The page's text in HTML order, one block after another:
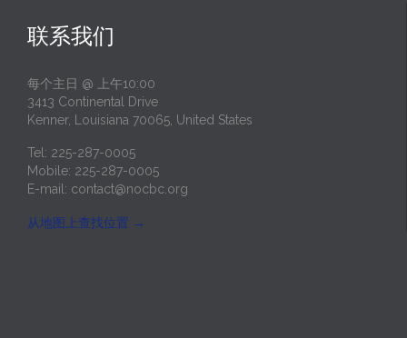
联系我们
每个主日 @ 上午10:00
3413 Continental Drive
Kenner, Louisiana 70065, United States
Tel: 225-287-0005
Mobile: 225-287-0005
E-mail: contact@nocbc.org
从地图上查找位置 →